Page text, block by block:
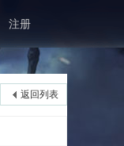
注册
返回列表